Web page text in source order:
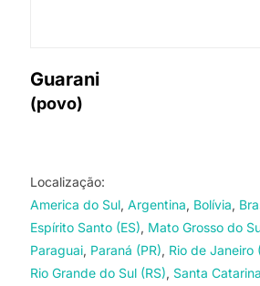
Guarani
(povo)
Localização:
America do Sul Argentina Bolívia
Espírito Santo (ES) Mato Grosso do
Paraguai Paraná (PR) Rio de Janeiro
Rio Grande do Sul (RS) Santa